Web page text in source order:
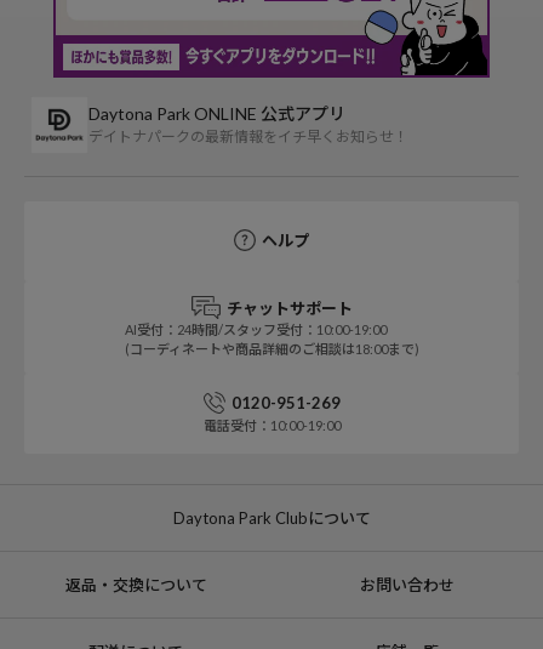
Daytona Park ONLINE 公式アプリ
デイトナパークの最新情報をイチ早くお知らせ！
ヘルプ
チャットサポート
AI受付：24時間/スタッフ受付：10:00-19:00
(コーディネートや商品詳細のご相談は18:00まで)
0120-951-269
電話受付：10:00-19:00
Daytona Park Clubについて
返品・交換について お問い合わせ